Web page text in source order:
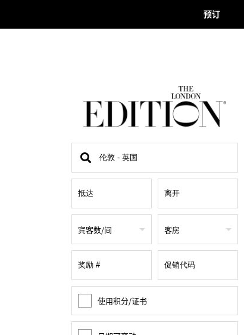
预订
查
地
点
宾客数/间 客房
积
分
使用积分/证书